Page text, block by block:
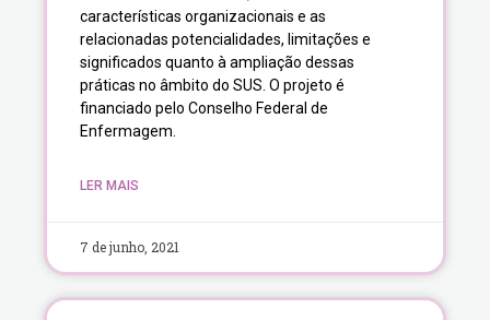
características organizacionais e as
relacionadas potencialidades, limitações e
significados quanto à ampliação dessas
práticas no âmbito do SUS. O projeto é
financiado pelo Conselho Federal de
Enfermagem.
LER MAIS
7 de junho, 2021